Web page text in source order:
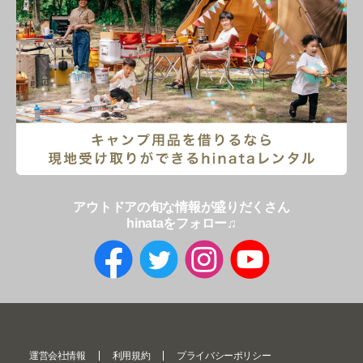
アウトドアの旬な情報が盛りだくさん
hinataをフォロー♫
運営会社情報 利用規約 プライバシーポリシー